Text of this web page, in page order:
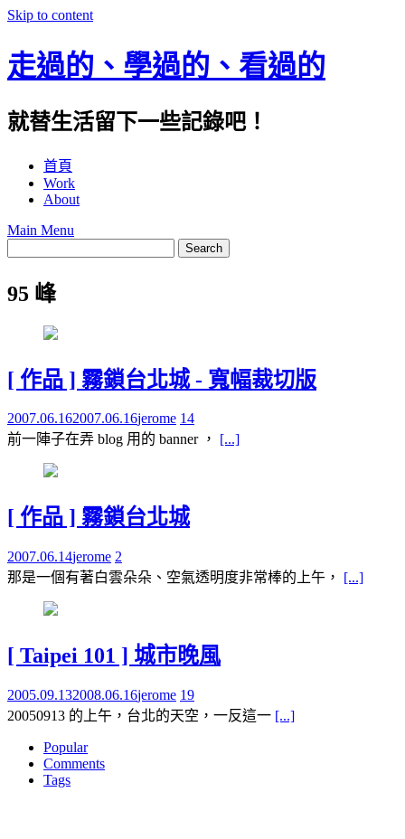
Skip to content
走過的、學過的、看過的
就替生活留下一些記錄吧！
首頁
Work
About
Main Menu
95 峰
[ 作品 ] 霧鎖台北城 - 寬幅裁切版
2007.06.162007.06.16jerome 14
前一陣子在弄 blog 用的 banner ， [...]
[ 作品 ] 霧鎖台北城
2007.06.14jerome 2
那是一個有著白雲朵朵、空氣透明度非常棒的上午， [...]
[ Taipei 101 ] 城市晚風
2005.09.132008.06.16jerome 19
20050913 的上午，台北的天空，一反這一 [...]
Popular
Comments
Tags